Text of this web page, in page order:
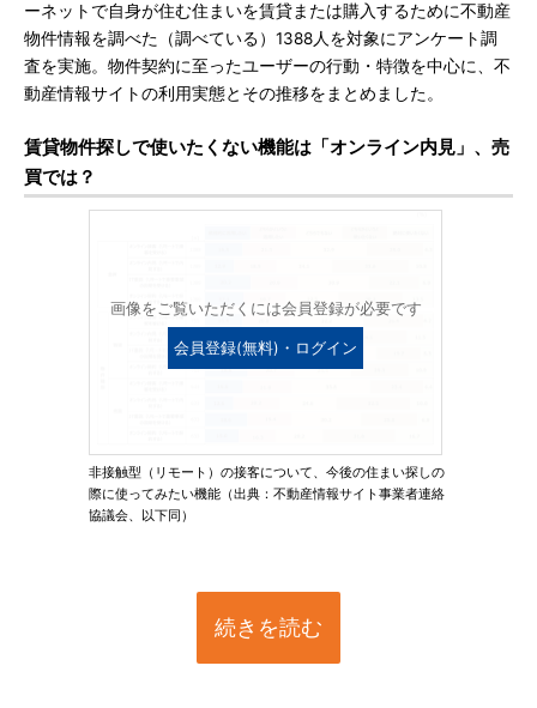
ーネットで自身が住む住まいを賃貸または購入するために不動産
物件情報を調べた（調べている）1388人を対象にアンケート調
査を実施。物件契約に至ったユーザーの行動・特徴を中心に、不
動産情報サイトの利用実態とその推移をまとめました。
賃貸物件探しで使いたくない機能は「オンライン内見」、売
買では？
画像をご覧いただくには会員登録が必要です
会員登録(無料)・ログイン
非接触型（リモート）の接客について、今後の住まい探しの
際に使ってみたい機能（出典：不動産情報サイト事業者連絡
協議会、以下同）
続きを読む